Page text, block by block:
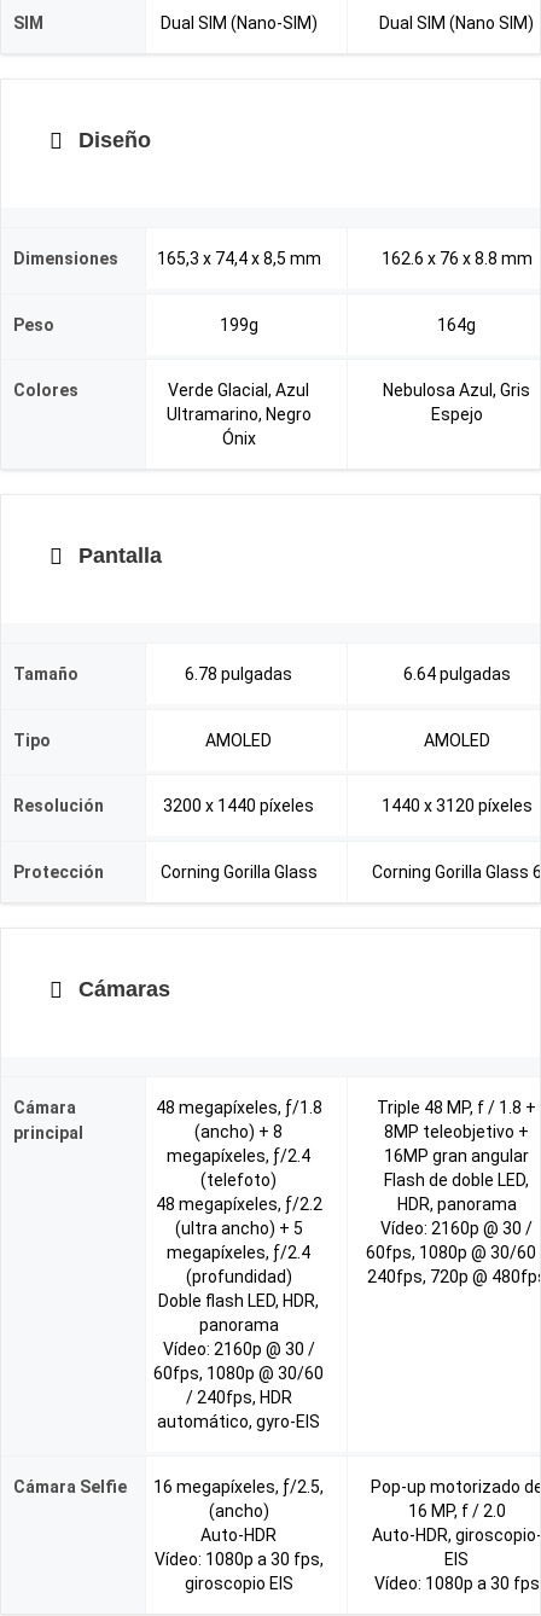
SIM Dual SIM (Nano-SIM) Dual SIM (Nano SIM)
Diseño
Dimensiones 165,3 x 74,4 x 8,5 mm 162.6 x 76 x 8.8 mm
Peso 199g 164g
Colores
Verde Glacial, Azul
Ultramarino, Negro
Ónix
Nebulosa Azul, Gris
Espejo
Pantalla
Tamaño 6.78 pulgadas 6.64 pulgadas
Tipo AMOLED AMOLED
Resolución 3200 x 1440 píxeles 1440 x 3120 píxeles
Protección Corning Gorilla Glass Corning Gorilla Glass 6
Cámaras
Cámara
principal
48 megapíxeles, ƒ/1.8
(ancho) + 8
megapíxeles, ƒ/2.4
(telefoto)
48 megapíxeles, ƒ/2.2
(ultra ancho) + 5
megapíxeles, ƒ/2.4
(profundidad)
Doble flash LED, HDR,
panorama
Vídeo: 2160p @ 30 /
60fps, 1080p @ 30/60
/ 240fps, HDR
automático, gyro-EIS
Triple 48 MP, f / 1.8 +
8MP teleobjetivo +
16MP gran angular
Flash de doble LED,
HDR, panorama
Vídeo: 2160p @ 30 /
60fps, 1080p @ 30/60
240fps, 720p @
Cámara Selfie
16 megapíxeles, ƒ/2.5,
(ancho)
Auto-HDR
Vídeo: 1080p a 30 fps,
giroscopio EIS
Pop-up motorizado
16 MP, f / 2.0
Auto-HDR, giroscopio-
EIS
Vídeo: 1080p a 30 fps